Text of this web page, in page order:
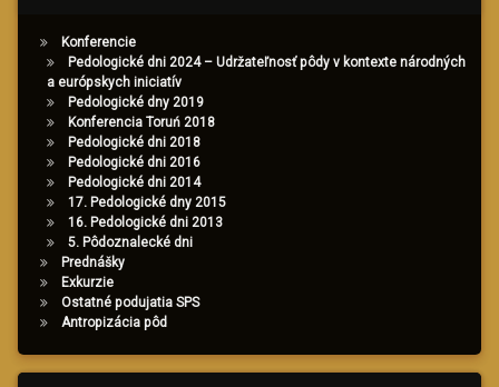
Konferencie
Pedologické dni 2024 – Udržateľnosť pôdy v kontexte národných
a európskych iniciatív
Pedologické dny 2019
Konferencia Toruń 2018
Pedologické dni 2018
Pedologické dni 2016
Pedologické dni 2014
17. Pedologické dny 2015
16. Pedologické dni 2013
5. Pôdoznalecké dni
Prednášky
Exkurzie
Ostatné podujatia SPS
Antropizácia pôd